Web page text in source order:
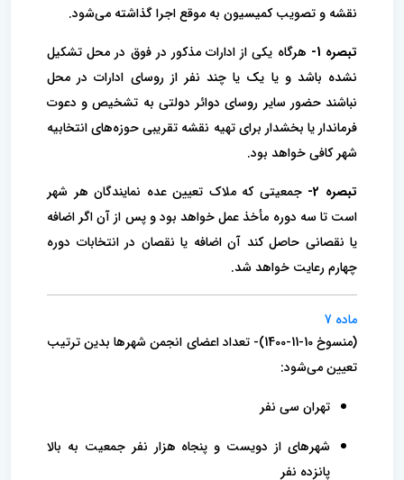
نقشه و تصویب کمیسیون به موقع اجرا گذاشته می‌شود.
تبصره 1-
هرگاه یکی از ادارات مذکور در فوق در محل تشکیل
نشده باشد و یا یک یا چند نفر از روسای ادارات در محل
نباشند حضور سایر روسای دوائر دولتی به تشخیص و دعوت
فرماندار یا بخشدار برای تهیه نقشه تقریبی حوزه‌های انتخابیه
شهر کافی خواهد بود.
تبصره 2-
جمعیتی که ملاک تعیین عده نمایندگان هر شهر
است تا سه دوره مأخذ عمل خواهد بود و پس از آن اگر اضافه
یا نقصانی حاصل کند آن اضافه یا نقصان در انتخابات دوره
چهارم رعایت خواهد شد.
ماده 7
(منسوخ 10-11-1400)- تعداد اعضای انجمن شهرها بدین ترتیب
تعیین می‌شود:
تهران سی نفر
شهرهای از دویست و پنجاه هزار نفر جمعیت به بالا
پانزده نفر